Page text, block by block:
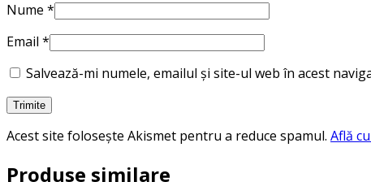
Nume *
Email *
Salvează-mi numele, emailul și site-ul web în acest
Acest site folosește Akismet pentru a reduce spamul. Află
Produse similare